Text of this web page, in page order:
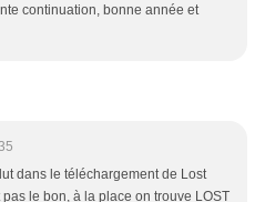
continuation, bonne année et
dans le téléchargement de Lost
le bon, à la place on trouve LOST